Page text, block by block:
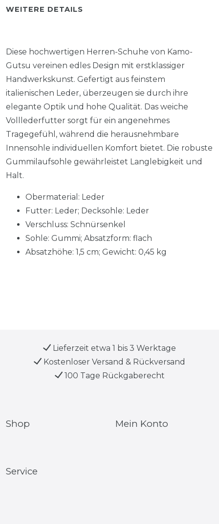
WEITERE DETAILS
Diese hochwertigen Herren-Schuhe von Kamo-
Gutsu vereinen edles Design mit erstklassiger
Handwerkskunst. Gefertigt aus feinstem
italienischen Leder, überzeugen sie durch ihre
elegante Optik und hohe Qualität. Das weiche
Volllederfutter sorgt für ein angenehmes
Tragegefühl, während die herausnehmbare
Innensohle individuellen Komfort bietet. Die robuste
Gummilaufsohle gewährleistet Langlebigkeit und
Halt.
Obermaterial: Leder
Futter: Leder; Decksohle: Leder
Verschluss: Schnürsenkel
Sohle: Gummi; Absatzform: flach
Absatzhöhe: 1,5 cm; Gewicht: 0,45 kg
Lieferzeit etwa 1 bis 3 Werktage
Kostenloser Versand & Rückversand
100 Tage Rückgaberecht
Shop Mein Konto
Service